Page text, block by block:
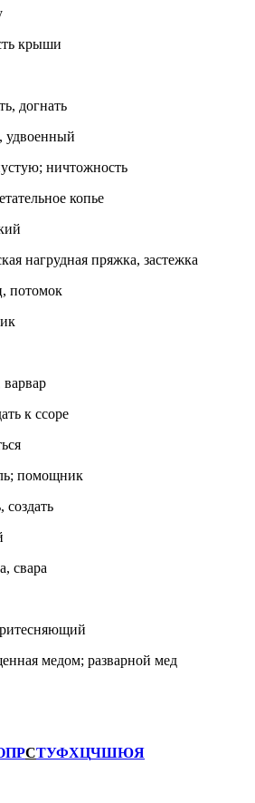
крыши
догнать
удвоенный
ничтожность
копье
нагрудная пряжка, застежка
потомок
варвар
к ссоре
помощник
создать
свара
медом; разварной мед
ПРСТУФХЦЧШЮЯ